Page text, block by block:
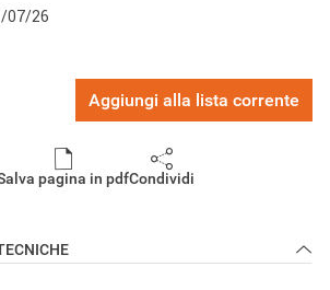
07/26
Aggiungi alla lista corrente
pagina in pdfCondividi